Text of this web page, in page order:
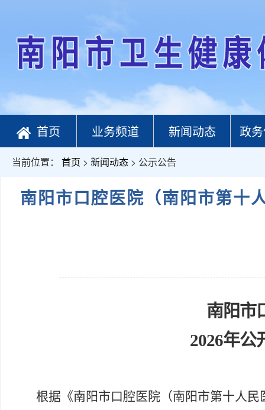
首页 业务频道 新闻动态 政
当前位置： 首页 > 新闻动态 > 公示公告
南阳市口腔医院（南阳市第十
南阳市
2026年公
根据《南阳市口腔医院（南阳市第十人民